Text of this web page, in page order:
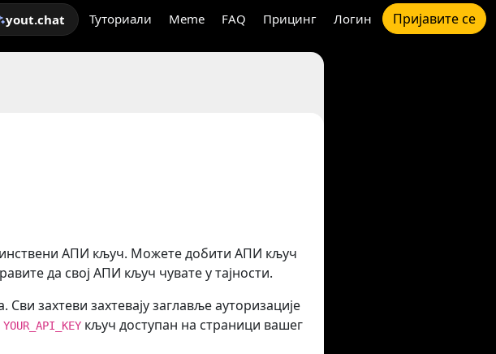
yout.chat Туториали Meme FAQ Прицинг Логин Пријавите се
АПИ кључ. Можете добити АПИ кључ
да свој АПИ кључ чувате у тајности.
захтеви захтевају заглавље ауторизације
YOUR_API_KEY кључ доступан на страници вашег